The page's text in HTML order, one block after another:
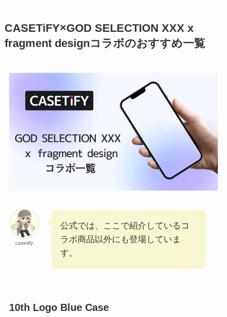
CASETiFY×GOD SELECTION XXX x
fragment designコラボのおすすめ一覧
casetify
公式では、ここで紹介しているコ
ラボ商品以外にも登場していま
す。
10th Logo Blue Case